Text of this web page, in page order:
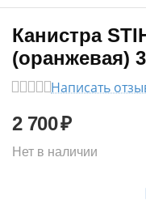
Канистра
(оранжевая)
Написать
2 700₽
Нет в наличии